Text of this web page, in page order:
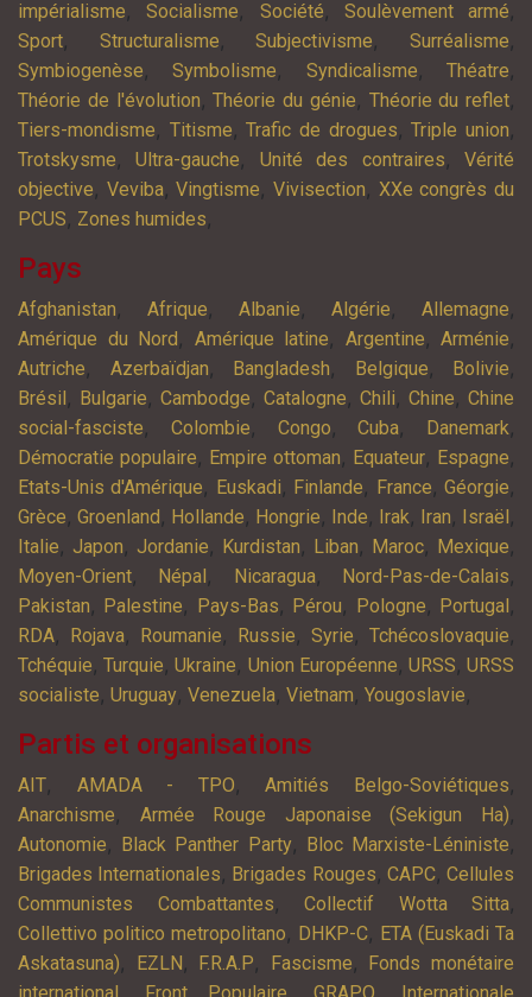
impérialisme,Socialisme, Société, Soulèvement armé,
Sport, Structuralisme,Subjectivisme,Surréalisme,
Symbiogenèse,Symbolisme, Syndicalisme,Théatre,
Théorie de l'évolution,Théorie du génie, Théorie du reflet,
Tiers-mondisme, Titisme,Trafic de drogues,Triple union,
Trotskysme,Ultra-gauche, Unité des contraires,Vérité
objective, Veviba,Vingtisme,Vivisection, XXe congrès du
PCUS, Zones humides,
Pays
Afghanistan, Afrique, Albanie, Algérie, Allemagne,
Amérique du Nord , Amérique latine, Argentine, Arménie,
Autriche, Azerbaïdjan, Bangladesh, Belgique, Bolivie,
Brésil , Bulgarie, Cambodge, Catalogne, Chili, Chine, Chine
social-fasciste, Colombie, Congo,Cuba, Danemark,
Démocratie populaire, Empire ottoman, Equateur, Espagne,
Etats-Unis d'Amérique, Euskadi, Finlande, France,Géorgie,
Grèce, Groenland , Hollande, Hongrie, Inde, Irak, Iran, Israël ,
Italie, Japon, Jordanie, Kurdistan, Liban, Maroc, Mexique,
Moyen-Orient, Népal , Nicaragua, Nord-Pas-de-Calais,
Pakistan, Palestine, Pays-Bas, Pérou, Pologne, Portugal ,
RDA, Rojava, Roumanie, Russie, Syrie, Tchécoslovaquie,
Tchéquie,Turquie,Ukraine, Union Européenne, URSS,URSS
socialiste, Uruguay, Venezuela, Vietnam, Yougoslavie,
Partis et organisations
AIT, AMADA - TPO,Amitiés Belgo-Soviétiques,
Anarchisme, Armée Rouge Japonaise (Sekigun Ha),
Autonomie, Black Panther Party, Bloc Marxiste-Léniniste,
Brigades Internationales, Brigades Rouges, CAPC,Cellules
Communistes Combattantes, Collectif Wotta Sitta,
Collettivo politico metropolitano, DHKP-C, ETA (Euskadi Ta
Askatasuna), EZLN , F.R.A.P, Fascisme,
Fonds monétaire